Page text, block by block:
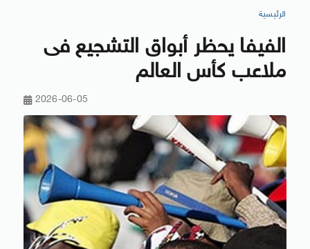
الرئيسية
الفيفا يحظر أبواق التشجيع فى
ملاعب كأس العالم
2026-06-05